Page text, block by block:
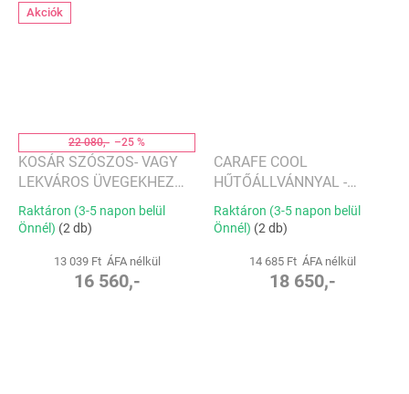
Akciók
22 080,- –25 %
KOSÁR SZÓSZOS- VAGY
LEKVÁROS ÜVEGEKHEZ
TAVOLA - PHILIPPI
Raktáron (3-5 napon belül
Önnél) (2 db)
13 039 Ft ÁFA nélkül
16 560,-
CARAFE COOL
HŰTŐÁLLVÁNNYAL -
PHILIPPI
Raktáron (3-5 napon belül
Önnél) (2 db)
14 685 Ft ÁFA nélkül
18 650,-